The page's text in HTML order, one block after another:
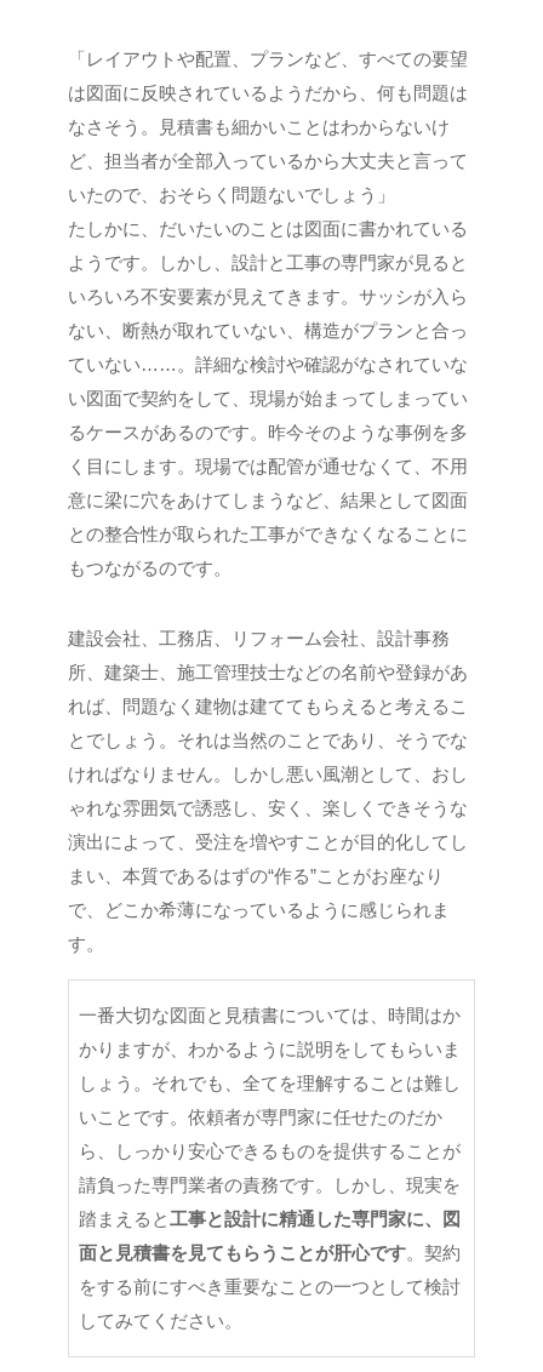
「レイアウトや配置、プランなど、すべての要望
は図面に反映されているようだから、何も問題は
なさそう。見積書も細かいことはわからないけ
ど、担当者が全部入っているから大丈夫と言って
いたので、おそらく問題ないでしょう」
たしかに、だいたいのことは図面に書かれている
ようです。しかし、設計と工事の専門家が見ると
いろいろ不安要素が見えてきます。サッシが入ら
ない、断熱が取れていない、構造がプランと合っ
ていない……。詳細な検討や確認がなされていな
い図面で契約をして、現場が始まってしまってい
るケースがあるのです。昨今そのような事例を多
く目にします。現場では配管が通せなくて、不用
意に梁に穴をあけてしまうなど、結果として図面
との整合性が取られた工事ができなくなることに
もつながるのです。
建設会社、工務店、リフォーム会社、設計事務
所、建築士、施工管理技士などの名前や登録があ
れば、問題なく建物は建ててもらえると考えるこ
とでしょう。それは当然のことであり、そうでな
ければなりません。しかし悪い風潮として、おし
ゃれな雰囲気で誘惑し、安く、楽しくできそうな
演出によって、受注を増やすことが目的化してし
まい、本質であるはずの“作る”ことがお座なり
で、どこか希薄になっているように感じられま
す。
一番大切な図面と見積書については、時間はか
かりますが、わかるように説明をしてもらいま
しょう。それでも、全てを理解することは難し
いことです。依頼者が専門家に任せたのだか
ら、しっかり安心できるものを提供することが
請負った専門業者の責務です。しかし、現実を
踏まえると工事と設計に精通した専門家に、図
面と見積書を見てもらうことが肝心です。契約
をする前にすべき重要なことの一つとして検討
してみてください。